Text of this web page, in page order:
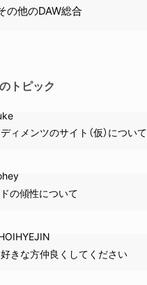
の他のDAW総合
トピック
ィメンツのサイト（仮）について
の傾性について
きな方仲良くしてください